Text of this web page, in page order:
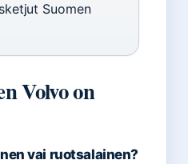
Suomen
Volvo on
vai ruotsalainen?